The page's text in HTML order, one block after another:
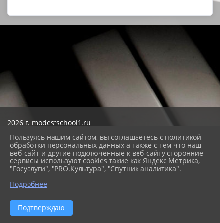
2026 г. modestschool1.ru
Карта сайта
Политика обработки персональных данных
Сделано на KubCMS
Разработка и поддержка
Пользуясь нашим сайтом, вы соглашаетесь с политикой
обработки персональных данных а также с тем что наш
веб-сайт и другие подключенные к веб-сайту сторонние
сервисы используют cookies такие как Яндекс Метрика,
"Госуслуги", "PRO.Культура", "Спутник аналитика".
Подробнее
Подтверждаю